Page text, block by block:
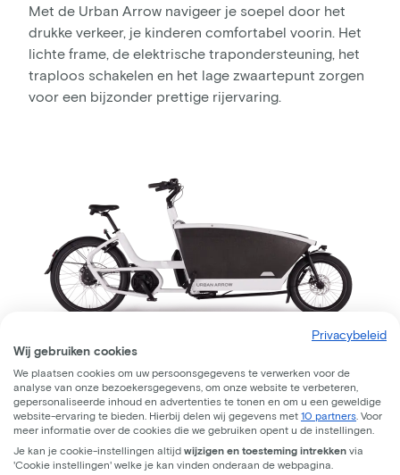
Met de Urban Arrow navigeer je soepel door het
drukke verkeer, je kinderen comfortabel voorin. Het
lichte frame, de elektrische trapondersteuning, het
traploos schakelen en het lage zwaartepunt zorgen
voor een bijzonder prettige rijervaring.
Privacybeleid
Wij gebruiken cookies
We plaatsen cookies om uw persoonsgegevens te verwerken voor de
analyse van onze bezoekersgegevens, om onze website te verbeteren,
gepersonaliseerde inhoud en advertenties te tonen en om u een geweldige
website-ervaring te bieden. Hierbij delen wij gegevens met 10 partners . Voor
meer informatie over de cookies die we gebruiken opent u de instellingen.
Je kan je cookie-instellingen altijd wijzigen en toesteming intrekken via
'Cookie instellingen' welke je kan vinden onderaan de webpagina.